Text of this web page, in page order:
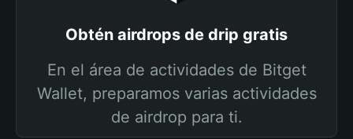
Obtén airdrops de drip gratis
En el área de actividades de Bitget
Wallet, preparamos varias actividades
de airdrop para ti.